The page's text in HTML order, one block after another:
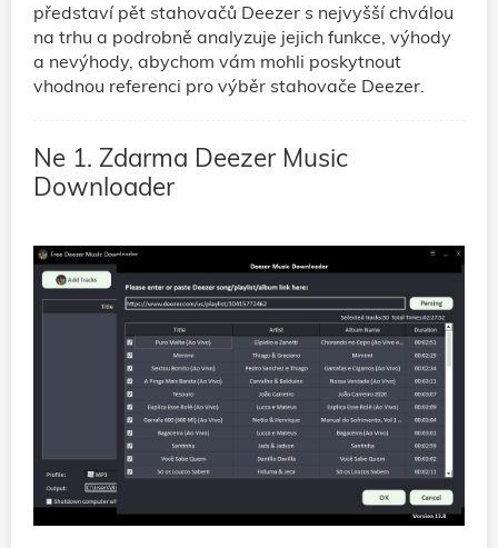
představí pět stahovačů Deezer s nejvyšší chválou
na trhu a podrobně analyzuje jejich funkce, výhody
a nevýhody, abychom vám mohli poskytnout
vhodnou referenci pro výběr stahovače Deezer.
Ne 1. Zdarma Deezer Music
Downloader